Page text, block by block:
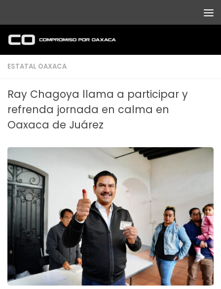
ESTATAL OAXACA
Ray Chagoya llama a participar y
refrenda jornada en calma en
Oaxaca de Juárez